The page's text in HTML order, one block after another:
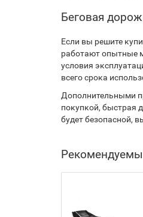
Беговая
Если вы решите
работают опытные
условия
всего срока
Дополнительными
покупкой, быстрая
будет безопасной,